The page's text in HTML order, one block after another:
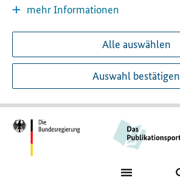
mehr Informationen
Alle auswählen
Auswahl bestätigen